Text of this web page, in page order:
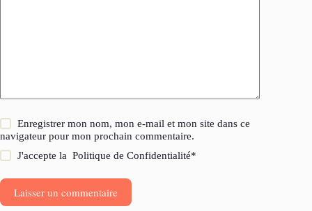
Enregistrer mon nom, mon e-mail et mon site dans ce
navigateur pour mon prochain commentaire.
J'accepte laPolitique de Confidentialité*
Laisser un commentaire